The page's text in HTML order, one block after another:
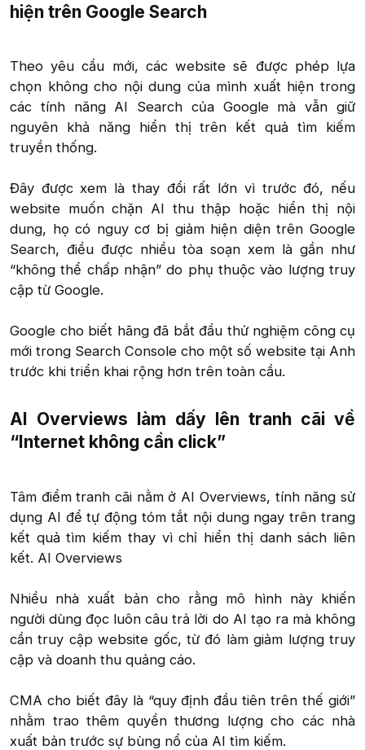
hiện trên Google Search​
Theo yêu cầu mới, các website sẽ được phép lựa
chọn không cho nội dung của mình xuất hiện trong
các tính năng AI Search của Google mà vẫn giữ
nguyên khả năng hiển thị trên kết quả tìm kiếm
truyền thống.
Đây được xem là thay đổi rất lớn vì trước đó, nếu
website muốn chặn AI thu thập hoặc hiển thị nội
dung, họ có nguy cơ bị giảm hiện diện trên Google
Search, điều được nhiều tòa soạn xem là gần như
“không thể chấp nhận” do phụ thuộc vào lượng truy
cập từ Google.
Google cho biết hãng đã bắt đầu thử nghiệm công cụ
mới trong Search Console cho một số website tại Anh
trước khi triển khai rộng hơn trên toàn cầu.​
AI Overviews làm dấy lên tranh cãi về
“Internet không cần click”​
Tâm điểm tranh cãi nằm ở AI Overviews, tính năng sử
dụng AI để tự động tóm tắt nội dung ngay trên trang
kết quả tìm kiếm thay vì chỉ hiển thị danh sách liên
kết. AI Overviews
Nhiều nhà xuất bản cho rằng mô hình này khiến
người dùng đọc luôn câu trả lời do AI tạo ra mà không
cần truy cập website gốc, từ đó làm giảm lượng truy
cập và doanh thu quảng cáo.
CMA cho biết đây là “quy định đầu tiên trên thế giới”
nhằm trao thêm quyền thương lượng cho các nhà
xuất bản trước sự bùng nổ của AI tìm kiếm.